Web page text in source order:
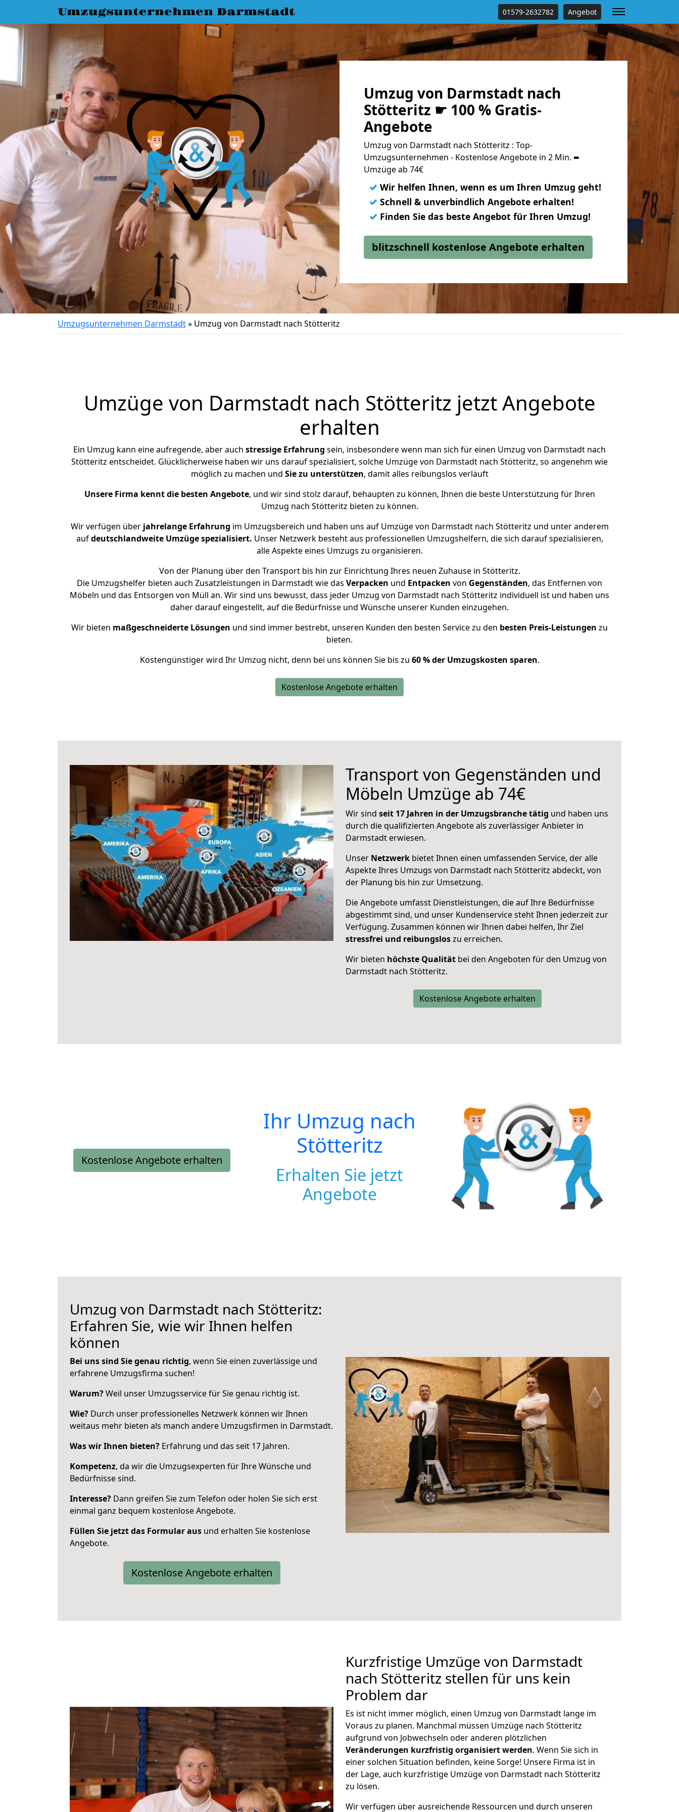
Umzugsunternehmen Darmstadt 01579-2632782 Angebot
Umzug von Darmstadt nach
Stötteritz ☛ 100 % Gratis-
Angebote
Umzug von Darmstadt nach Stötteritz : Top-
Umzugsunternehmen - Kostenlose Angebote in 2 Min. ➨
Umzüge ab 74€
✓ Wir helfen Ihnen, wenn es um Ihren Umzug geht!
✓ Schnell & unverbindlich Angebote erhalten!
✓ Finden Sie das beste Angebot für Ihren Umzug!
blitzschnell kostenlose Angebote erhalten
Umzugsunternehmen Darmstadt» Umzug von Darmstadt nach Stötteritz
Umzüge von Darmstadt nach Stötteritz jetzt Angebote
erhalten
Ein Umzug kann eine aufregende, aber auch stressige Erfahrung sein, insbesondere wenn man sich für einen Umzug von Darmstadt nach
Stötteritz entscheidet. Glücklicherweise haben wir uns darauf spezialisiert, solche Umzüge von Darmstadt nach Stötteritz, so angenehm wie
möglich zu machen und Sie zu unterstützen, damit alles reibungslos verläuft
Unsere Firma kennt die besten Angebote, und wir sind stolz darauf, behaupten zu können, Ihnen die beste Unterstützung für Ihren
Umzug nach Stötteritz bieten zu können.
Wir verfügen überjahrelange Erfahrung im Umzugsbereich und haben uns auf Umzüge von Darmstadt nach Stötteritz und unter anderem
aufdeutschlandweite Umzüge spezialisiert. Unser Netzwerk besteht aus professionellen Umzugshelfern, die sich darauf spezialisieren,
alle Aspekte eines Umzugs zu organisieren.
Von der Planung über den Transport bis hin zur Einrichtung Ihres neuen Zuhause in Stötteritz.
Die Umzugshelfer bieten auch Zusatzleistungen in Darmstadt wie das Verpacken und Entpacken von Gegenständen, das Entfernen von
Möbeln und das Entsorgen von Müll an. Wir sind uns bewusst, dass jeder Umzug von Darmstadt nach Stötteritz individuell ist und haben uns
daher darauf eingestellt, auf die Bedürfnisse und Wünsche unserer Kunden einzugehen.
Wir bieten maßgeschneiderte Lösungen und sind immer bestrebt, unseren Kunden den besten Service zu den besten Preis-Leistungen zu
bieten.
Kostengünstiger wird Ihr Umzug nicht, denn bei uns können Sie bis zu 60 % der Umzugskosten sparen.
Kostenlose Angebote erhalten
Transport von Gegenständen und
Möbeln Umzüge ab 74€
Wir sind seit 17 Jahren in der Umzugsbranche tätig und haben uns
durch die qualifizierten Angebote als zuverlässiger Anbieter in
Darmstadt erwiesen.
Unser Netzwerk bietet Ihnen einen umfassenden Service, der alle
Aspekte Ihres Umzugs von Darmstadt nach Stötteritz abdeckt, von
der Planung bis hin zur Umsetzung.
Die Angebote umfasst Dienstleistungen, die auf Ihre Bedürfnisse
abgestimmt sind, und unser Kundenservice steht Ihnen jederzeit zur
Verfügung. Zusammen können wir Ihnen dabei helfen, Ihr Ziel
stressfrei und reibungsloszu erreichen.
Wir bieten höchste Qualität bei den Angeboten für den Umzug von
Darmstadt nach Stötteritz.
Kostenlose Angebote erhalten
Kostenlose Angebote erhalten
Ihr Umzug nach
Stötteritz
Erhalten Sie jetzt
Angebote
Umzug von Darmstadt nach Stötteritz:
Erfahren Sie, wie wir Ihnen helfen
können
Bei uns sind Sie genau richtig, wenn Sie einen zuverlässige und
erfahrene Umzugsfirma suchen!
Warum?Weil unser Umzugsservice für Sie genau richtig ist.
Wie? Durch unser professionelles Netzwerk können wir Ihnen
weitaus mehr bieten als manch andere Umzugsfirmen in Darmstadt.
Was wir Ihnen bieten? Erfahrung und das seit 17 Jahren.
Kompetenz, da wir die Umzugsexperten für Ihre Wünsche und
Bedürfnisse sind.
Interesse? Dann greifen Sie zum Telefon oder holen Sie sich erst
einmal ganz bequem kostenlose Angebote.
Füllen Sie jetzt das Formular aus und erhalten Sie kostenlose
Angebote.
Kostenlose Angebote erhalten
Kurzfristige Umzüge von Darmstadt
nach Stötteritz stellen für uns kein
Problem dar
Es ist nicht immer möglich, einen Umzug von Darmstadt lange im
Voraus zu planen. Manchmal müssen Umzüge nach Stötteritz
aufgrund von Jobwechseln oder anderen plötzlichen
Veränderungen kurzfristig organisiert werden. Wenn Sie sich in
einer solchen Situation befinden, keine Sorge! Unsere Firma ist in
der Lage, auch kurzfristige Umzüge von Darmstadt nach Stötteritz
zu lösen.
Wir verfügen über ausreichende Ressourcen und durch unseren